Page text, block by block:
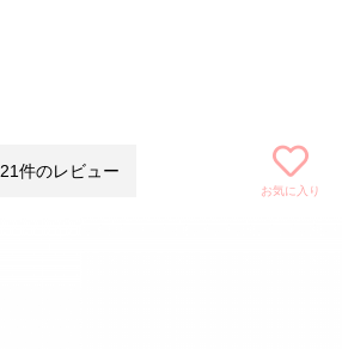
21件のレビュー
お気に入り